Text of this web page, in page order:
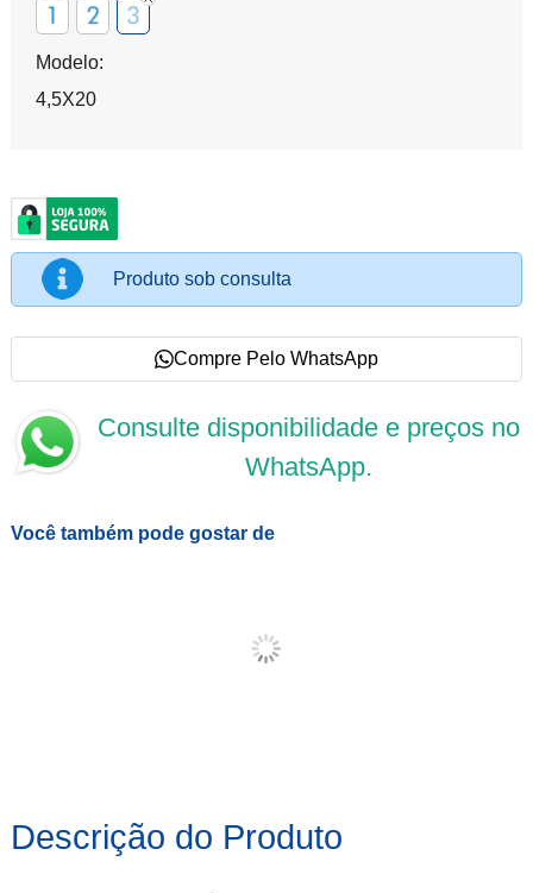
Modelo:
4,5X20
Produto sob consulta
Compre Pelo WhatsApp
Consulte disponibilidade e preços no
WhatsApp.
Você também pode gostar de
Descrição do Produto